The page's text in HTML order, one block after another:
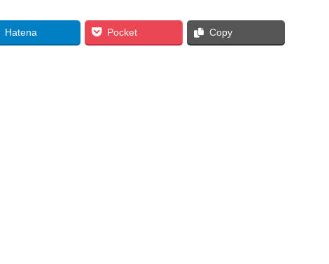
Hatena Pocket Copy